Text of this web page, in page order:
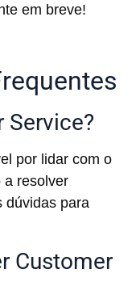
em breve!
Service?
por lidar com o
a resolver
dúvidas para
Customer